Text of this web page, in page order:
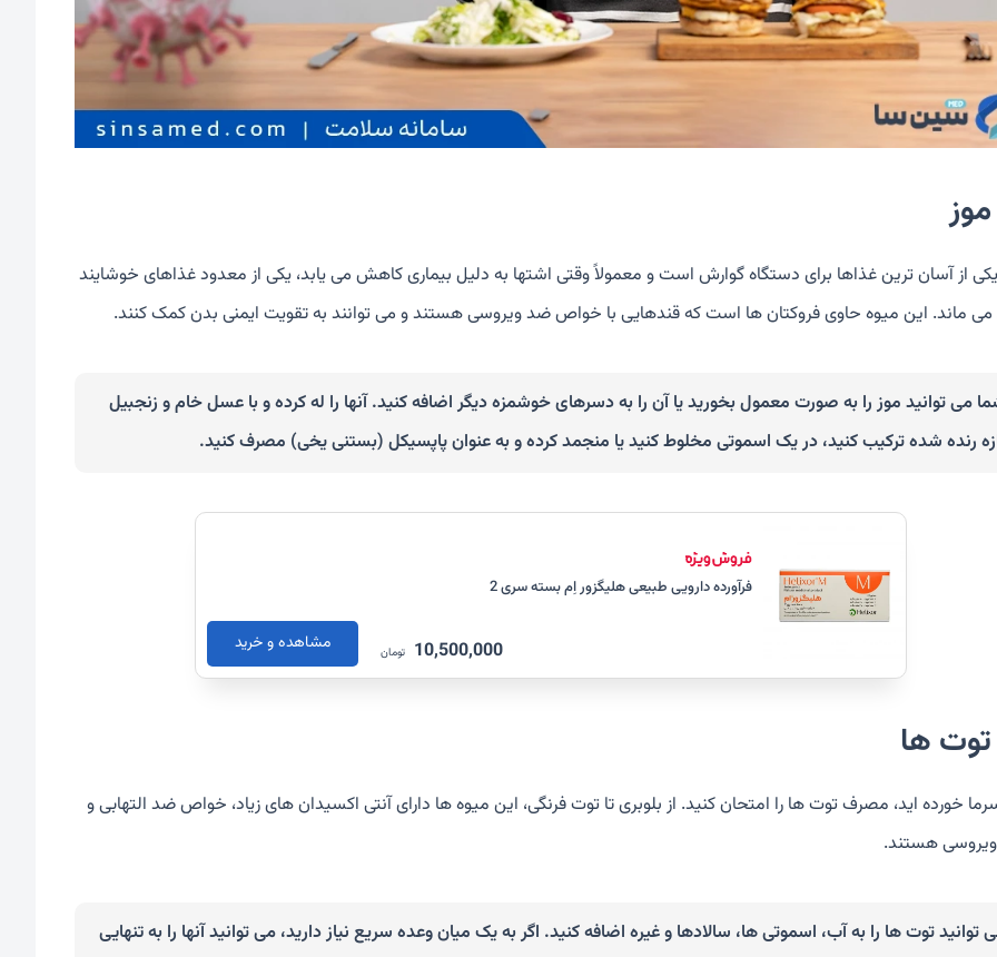
از آسان ترین غذاها برای دستگاه گوارش است و معمولاً وقتی اشتها به دلیل بیماری کاهش می یابد، یکی از معدود غذاهای خوشایند
می ماند. این میوه حاوی فروکتان ها است که قندهایی با خواص ضد ویروسی هستند و می توانند به تقویت ایمنی بدن کمک کنند.
می توانید موز را به صورت معمول بخورید یا آن را به دسرهای خوشمزه دیگر اضافه کنید. آنها را له کرده و با عسل خام و زنجبیل
رنده شده ترکیب کنید، در یک اسموتی مخلوط کنید یا منجمد کرده و به عنوان پاپسیکل (بستنی یخی) مصرف کنید.
فرآورده دارویی طبیعی هلیگزور اِم بسته سری 2
10,500,000 تومان مشاهده و خرید
خورده اید، مصرف توت ها را امتحان کنید. از بلوبری تا توت فرنگی، این میوه ها دارای آنتی اکسیدان های زیاد، خواص ضد التهابی و
هستند.
توانید توت ها را به آب، اسموتی ها، سالادها و غیره اضافه کنید. اگر به یک میان وعده سریع نیاز دارید، می توانید آنها را به تنهایی